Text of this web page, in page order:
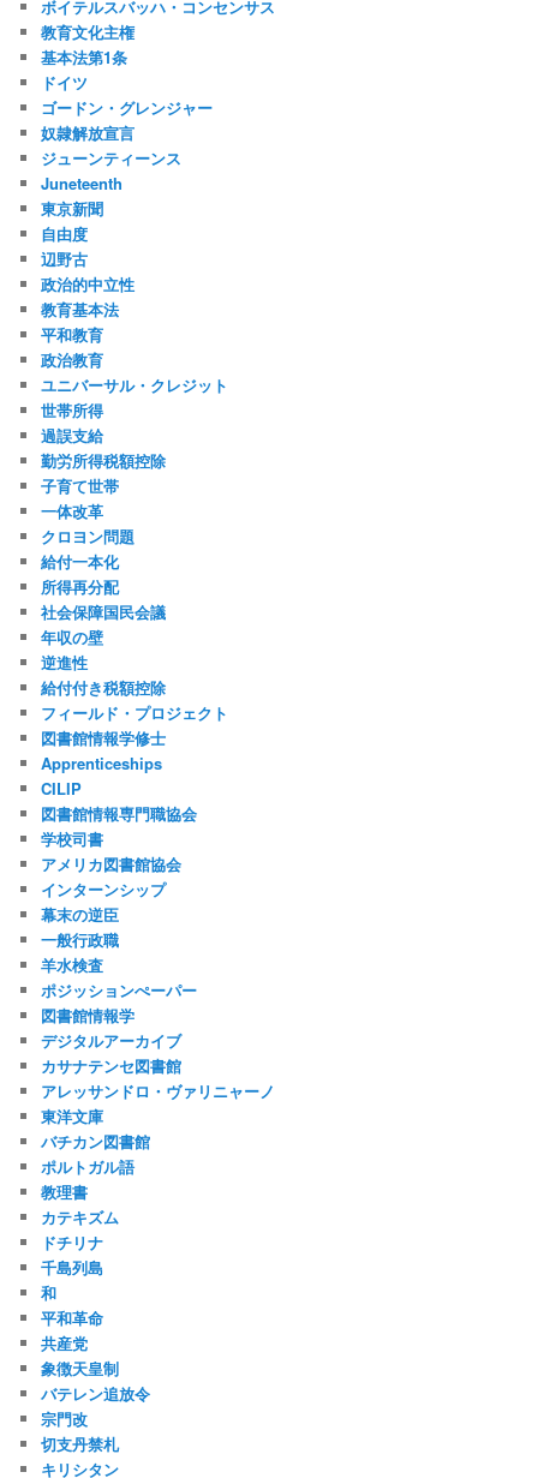
ボイテルスバッハ・コンセンサス
教育文化主権
基本法第1条
ドイツ
ゴードン・グレンジャー
奴隷解放宣言
ジューンティーンス
Juneteenth
東京新聞
自由度
辺野古
政治的中立性
教育基本法
平和教育
政治教育
ユニバーサル・クレジット
世帯所得
過誤支給
勤労所得税額控除
子育て世帯
一体改革
クロヨン問題
給付一本化
所得再分配
社会保障国民会議
年収の壁
逆進性
給付付き税額控除
フィールド・プロジェクト
図書館情報学修士
Apprenticeships
CILIP
図書館情報専門職協会
学校司書
アメリカ図書館協会
インターンシップ
幕末の逆臣
一般行政職
羊水検査
ポジッションぺーパー
図書館情報学
デジタルアーカイブ
カサナテンセ図書館
アレッサンドロ・ヴァリニャーノ
東洋文庫
バチカン図書館
ポルトガル語
教理書
カテキズム
ドチリナ
千島列島
和
平和革命
共産党
象徴天皇制
バテレン追放令
宗門改
切支丹禁札
キリシタン